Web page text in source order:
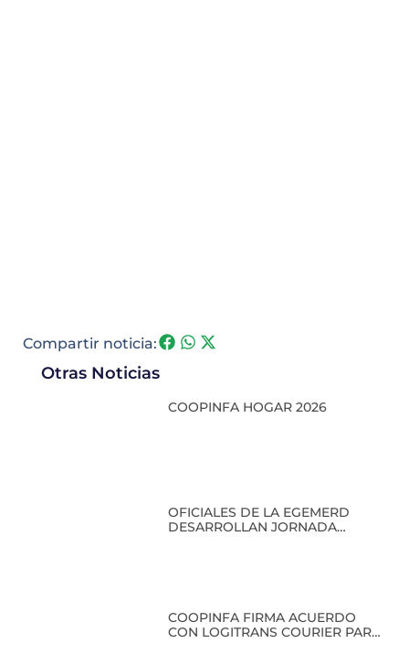
Compartir noticia:
Otras Noticias
COOPINFA HOGAR 2026
OFICIALES DE LA EGEMERD
DESARROLLAN JORNADA
COOPINFA FIRMA ACUERDO
CON LOGITRANS COURIER PARA